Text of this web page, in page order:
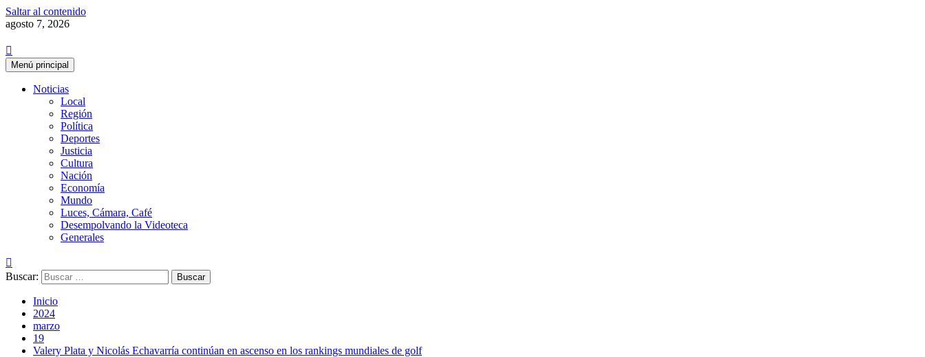
Saltar al contenido
agosto 7, 2026
Menú principal
Noticias
Local
Región
Política
Deportes
Justicia
Cultura
Nación
Economía
Mundo
Luces, Cámara, Café
Desempolvando la Videoteca
Generales
Buscar:
Inicio
2024
marzo
19
Valery Plata y Nicolás Echavarría continúan en ascenso en los rankings mundiales de golf